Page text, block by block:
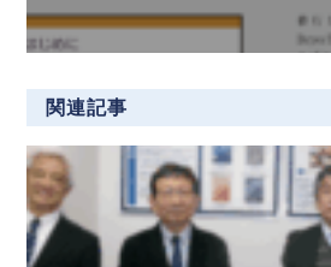
関連記事